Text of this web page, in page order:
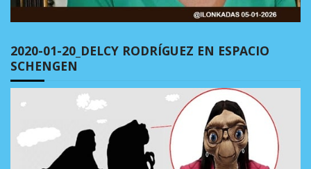
2020-01-20_DELCY RODRÍGUEZ EN ESPACIO
SCHENGEN